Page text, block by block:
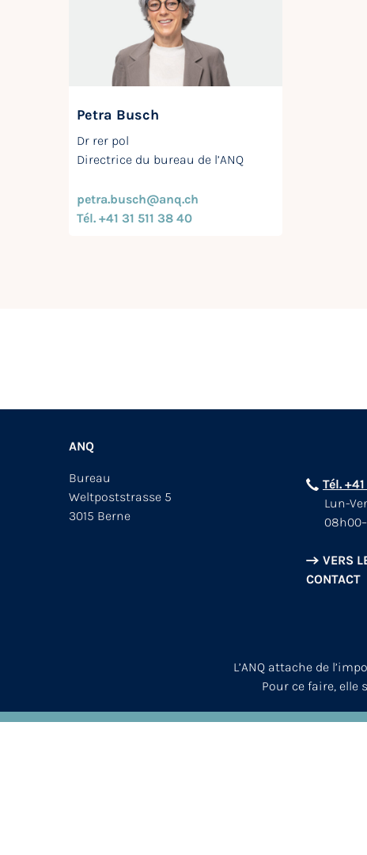
Petra Busch
Dr rer pol
Directrice du bureau de l’ANQ
petra.busch@anq.ch
Tél. +41 31 511 38 40
ANQ
Bureau
Weltpoststrasse 5
3015 Berne
Tél.
Lun-
VERS
CONTACT
L’ANQ attache de
Pour ce faire, elle